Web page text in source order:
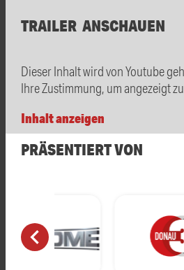
TRAILER ANSCHAUEN
Dieser Inhalt wird von Youtube
Ihre Zustimmung, um angezeigt
Inhalt anzeigen
PRÄSENTIERT VON
chevron_left